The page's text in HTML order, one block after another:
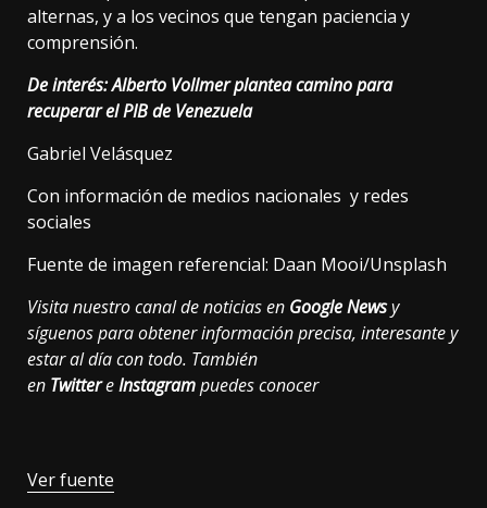
alternas, y a los vecinos que tengan paciencia y
comprensión.
De interés:Alberto Vollmer plantea camino para
recuperar el PIB de Venezuela
Gabriel Velásquez
Con información de medios nacionales y redes
sociales
Fuente de imagen referencial: Daan Mooi/Unsplash
Visita nuestro canal de noticias en Google Newsy
síguenos para obtener información precisa, interesante y
estar al día con todo. También
en TwittereInstagrampuedes conocer
Ver fuente